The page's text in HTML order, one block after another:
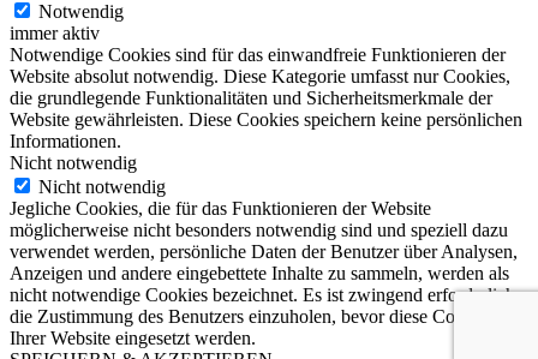
Notwendig
immer aktiv
Notwendige Cookies sind für das einwandfreie Funktionieren der
Website absolut notwendig. Diese Kategorie umfasst nur Cookies,
die grundlegende Funktionalitäten und Sicherheitsmerkmale der
Website gewährleisten. Diese Cookies speichern keine persönlichen
Informationen.
Nicht notwendig
Nicht notwendig
Jegliche Cookies, die für das Funktionieren der Website
möglicherweise nicht besonders notwendig sind und speziell dazu
verwendet werden, persönliche Daten der Benutzer über Analysen,
Anzeigen und andere eingebettete Inhalte zu sammeln, werden als
nicht notwendige Cookies bezeichnet. Es ist zwingend erforderlich,
die Zustimmung des Benutzers einzuholen, bevor diese Cookies auf
Ihrer Website eingesetzt werden.